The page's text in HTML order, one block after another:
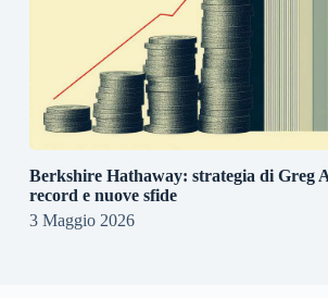
Berkshire Hathaway: strategia di Greg
record e nuove sfide
3 Maggio 2026